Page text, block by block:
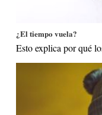
¿El tiempo vuela?
Esto explica por qué